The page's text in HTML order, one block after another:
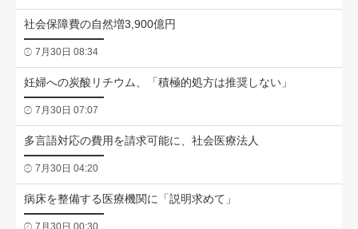
社会保障費の自然増3,900億円
7月30日 08:34
妊婦への炭酸リチウム、「積極的処方は推奨しない」
7月30日 07:07
多言語対応の費用を請求可能に、社会医療法人
7月30日 04:20
病床を整備する医療機関に「説明求めて」
7月30日 00:30